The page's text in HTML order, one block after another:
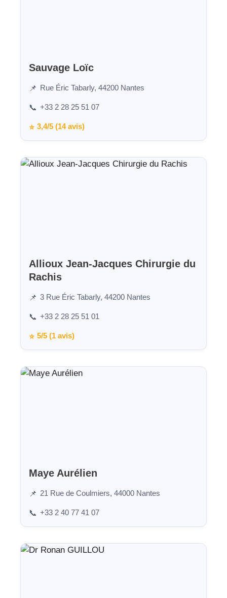
Sauvage Loïc
📌 Rue Éric Tabarly, 44200 Nantes
📞 +33 2 28 25 51 07
⭐ 3,4/5 (14 avis)
Allioux Jean-Jacques Chirurgie du
Rachis
📌 3 Rue Éric Tabarly, 44200 Nantes
📞 +33 2 28 25 51 01
⭐ 5/5 (1 avis)
Maye Aurélien
📌 21 Rue de Coulmiers, 44000 Nantes
📞 +33 2 40 77 41 07